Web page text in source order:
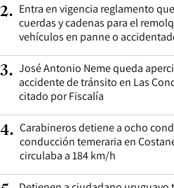
2. Entra en vigencia reglamento
cuerdas y cadenas para el
vehículos en panne o
3. José Antonio Neme queda
accidente de tránsito en Las
citado por Fiscalía
4. Carabineros detiene a ocho
conducción temeraria en
circulaba a 184 km/h